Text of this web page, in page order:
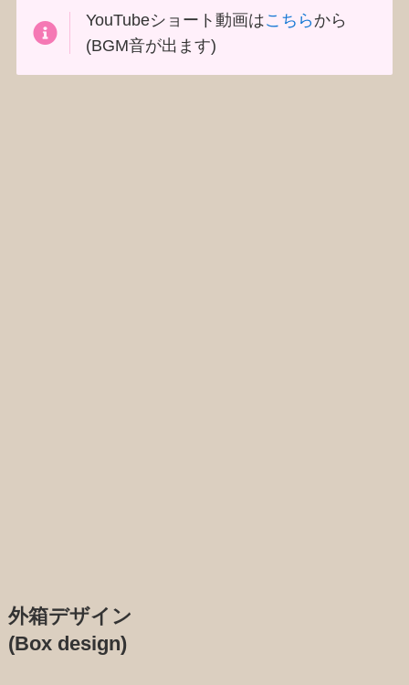
YouTubeショート動画はこちら から
(BGM音が出ます)
外箱デザイン
(Box design)